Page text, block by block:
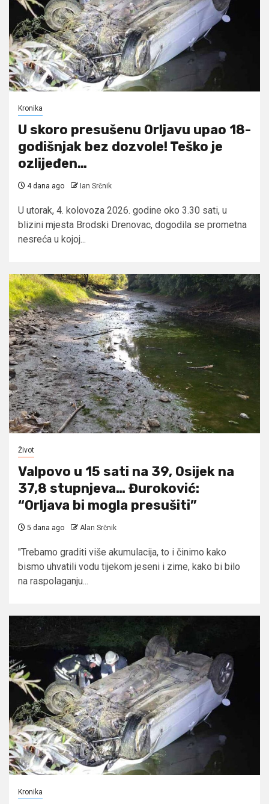
Kronika
U skoro presušenu Orljavu upao 18-
godišnjak bez dozvole! Teško je
ozlijeđen…
4 dana ago Ian Srčnik
U utorak, 4. kolovoza 2026. godine oko 3.30 sati, u
blizini mjesta Brodski Drenovac, dogodila se prometna
nesreća u kojoj...
Život
Valpovo u 15 sati na 39, Osijek na
37,8 stupnjeva… Đuroković:
“Orljava bi mogla presušiti”
5 dana ago Alan Srčnik
"Trebamo graditi više akumulacija, to i činimo kako
bismo uhvatili vodu tijekom jeseni i zime, kako bi bilo
na raspolaganju...
Kronika